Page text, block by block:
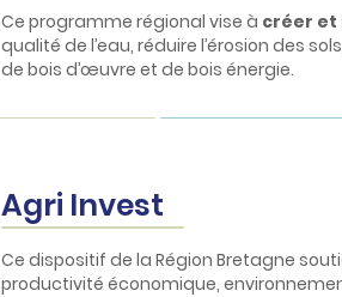
Ce programme régional vise à créer et
qualité de l’eau, réduire l’érosion des
de bois d’œuvre et de bois énergie.
Agri Invest
Ce dispositif de la Région Bretagne
productivité économique,